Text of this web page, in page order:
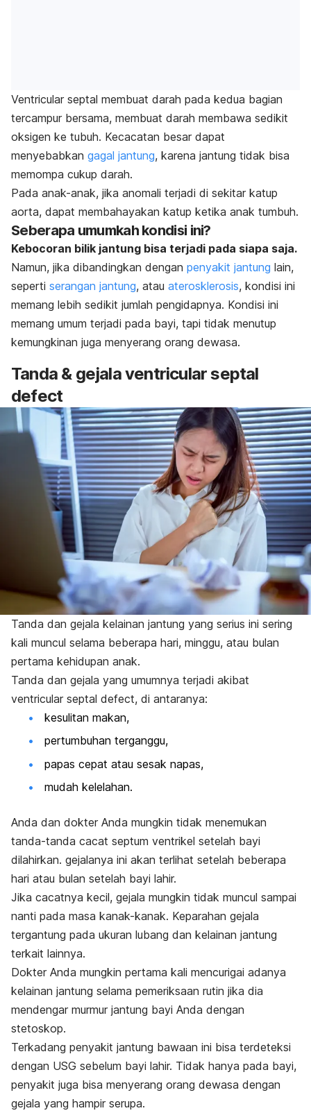
Ventricular septal membuat darah pada kedua bagian
tercampur bersama, membuat darah membawa sedikit
oksigen ke tubuh. Kecacatan besar dapat
menyebabkan gagal jantung, karena jantung tidak bisa
memompa cukup darah.
Pada anak-anak, jika anomali terjadi di sekitar katup
aorta, dapat membahayakan katup ketika anak tumbuh.
Seberapa umumkah kondisi ini?
Kebocoran bilik jantung bisa terjadi pada siapa saja.
Namun, jika dibandingkan dengan penyakit jantung lain,
seperti serangan jantung, atau aterosklerosis, kondisi ini
memang lebih sedikit jumlah pengidapnya. Kondisi ini
memang umum terjadi pada bayi, tapi tidak menutup
kemungkinan juga menyerang orang dewasa.
Tanda & gejala ventricular septal
defect
Tanda dan gejala kelainan jantung yang serius ini sering
kali muncul selama beberapa hari, minggu, atau bulan
pertama kehidupan anak.
Tanda dan gejala yang umumnya terjadi akibat
ventricular septal defect, di antaranya:
kesulitan makan,
pertumbuhan terganggu,
papas cepat atau sesak napas,
mudah kelelahan.
Anda dan dokter Anda mungkin tidak menemukan
tanda-tanda cacat septum ventrikel setelah bayi
dilahirkan. gejalanya ini akan terlihat setelah beberapa
hari atau bulan setelah bayi lahir.
Jika cacatnya kecil, gejala mungkin tidak muncul sampai
nanti pada masa kanak-kanak. Keparahan gejala
tergantung pada ukuran lubang dan kelainan jantung
terkait lainnya.
Dokter Anda mungkin pertama kali mencurigai adanya
kelainan jantung selama pemeriksaan rutin jika dia
mendengar murmur jantung bayi Anda dengan
stetoskop.
Terkadang penyakit jantung bawaan ini bisa terdeteksi
dengan USG sebelum bayi lahir. Tidak hanya pada bayi,
penyakit juga bisa menyerang orang dewasa dengan
gejala yang hampir serupa.